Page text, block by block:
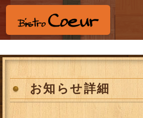
お知らせ詳細